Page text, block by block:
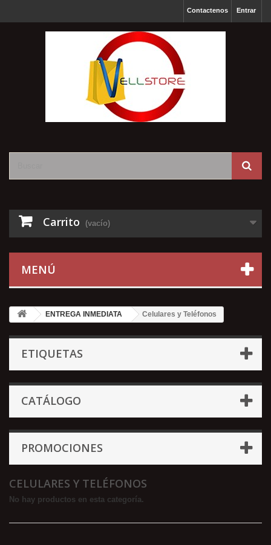
Entrar
Contactenos
Carrito (vacío)
MENÚ
ENTREGA INMEDIATA Celulares y Teléfonos
ETIQUETAS
CATÁLOGO
PROMOCIONES
CELULARES Y TELÉFONOS
No hay productos en esta categoría.